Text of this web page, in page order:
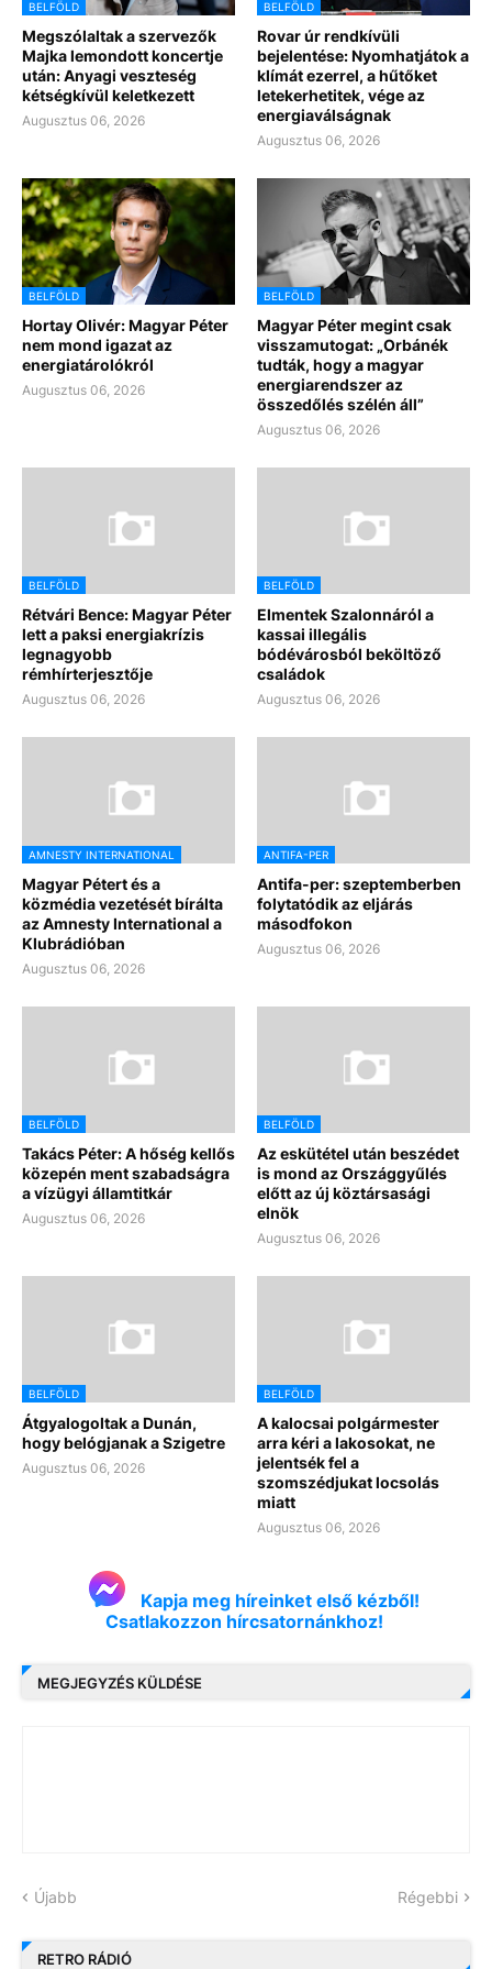
BELFÖLD
Megszólaltak a szervezők
Majka lemondott koncertje
után: Anyagi veszteség
kétségkívül keletkezett
Augusztus 06, 2026
BELFÖLD
Rovar úr rendkívüli
bejelentése: Nyomhatjátok a
klímát ezerrel, a hűtőket
letekerhetitek, vége az
energiaválságnak
Augusztus 06, 2026
BELFÖLD
Hortay Olivér: Magyar Péter
nem mond igazat az
energiatárolókról
Augusztus 06, 2026
BELFÖLD
Magyar Péter megint csak
visszamutogat: „Orbánék
tudták, hogy a magyar
energiarendszer az
összedőlés szélén áll”
Augusztus 06, 2026
BELFÖLD
Rétvári Bence: Magyar Péter
lett a paksi energiakrízis
legnagyobb
rémhírterjesztője
Augusztus 06, 2026
BELFÖLD
Elmentek Szalonnáról a
kassai illegális
bódévárosból beköltöző
családok
Augusztus 06, 2026
AMNESTY INTERNATIONAL
Magyar Pétert és a
közmédia vezetését bírálta
az Amnesty International a
Klubrádióban
Augusztus 06, 2026
ANTIFA-PER
Antifa-per: szeptemberben
folytatódik az eljárás
másodfokon
Augusztus 06, 2026
BELFÖLD
Takács Péter: A hőség kellős
közepén ment szabadságra
a vízügyi államtitkár
Augusztus 06, 2026
BELFÖLD
Az eskütétel után beszédet
is mond az Országgyűlés
előtt az új köztársasági
elnök
Augusztus 06, 2026
BELFÖLD
Átgyalogoltak a Dunán,
hogy belógjanak a Szigetre
Augusztus 06, 2026
BELFÖLD
A kalocsai polgármester
arra kéri a lakosokat, ne
jelentsék fel a
szomszédjukat locsolás
miatt
Augusztus 06, 2026
Kapja meg híreinket első kézből!
Csatlakozzon hírcsatornánkhoz!
MEGJEGYZÉS KÜLDÉSE
Újabb Régebbi
RETRO RÁDIÓ